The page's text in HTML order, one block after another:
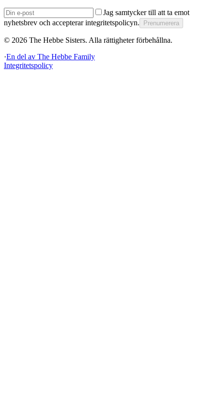
Jag samtycker till att ta emot
nyhetsbrev och accepterar integritetspolicyn.
Prenumerera
© 2026 The Hebbe Sisters. Alla rättigheter förbehållna.
·En del av The Hebbe Family
Integritetspolicy